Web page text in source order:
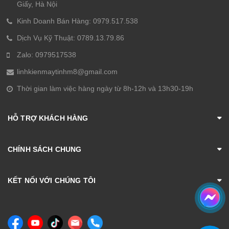
game FPS.
Bánh xe cuộn này cũng có hai nút khi bạn đẩy qua trái-
phải, một tính năng hiếm hoi ở các con chuột hiện tại.
Linh kiện cao cấp:
Chuột Logitech G502 HERO sử dụng nút bấm có độ
bền 50 triệu lần nhấn, dây kết nối bọc vải dù, phần hông
giảm trọng lượng của chuột.
Giấy, Hà Nội
Kinh Doanh Bán Hàng: 0979.517.538
Dịch Vụ Kỹ Thuật: 0789.13.79.86
Zalo: 0979517538
linhkienmaytinhm8@gmail.com
Thời gian làm việc hàng ngày từ 8h-12h và 13h30-19h
HỖ TRỢ KHÁCH HÀNG
CHÍNH SÁCH CHUNG
KẾT NỐI VỚI CHÚNG TÔI